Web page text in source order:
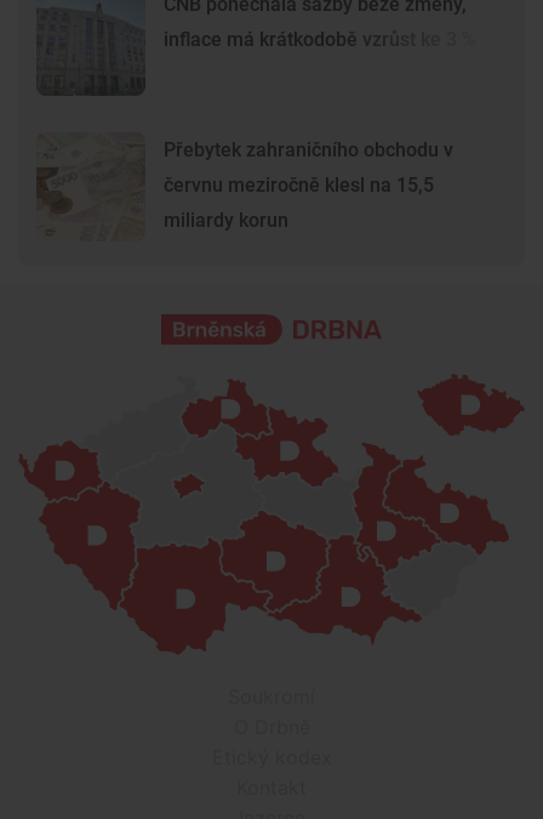
inflace má krátkodobě vzrůst ke 3 %
Přebytek zahraničního obchodu v
červnu meziročně klesl na 15,5
miliardy korun